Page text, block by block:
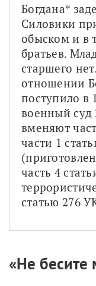
Богдана*
Силовики
обыском и в
братьев.
старшего
отношении
поступило
военный суд
вменяют
части 1
часть 4
статью 276
«Не бесите